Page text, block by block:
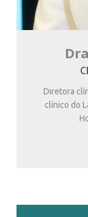
Diretora
clínico do